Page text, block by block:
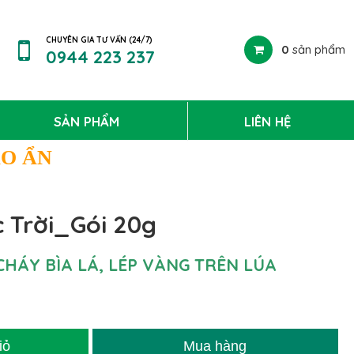
CHUYÊN GIA TƯ VẤN (24/7)
0944 223 237 0 sản phẩm
SẢN PHẨM LIÊN HỆ
ẨN
Trời_Gói 20g
BÌA LÁ, LÉP VÀNG TRÊN LÚA